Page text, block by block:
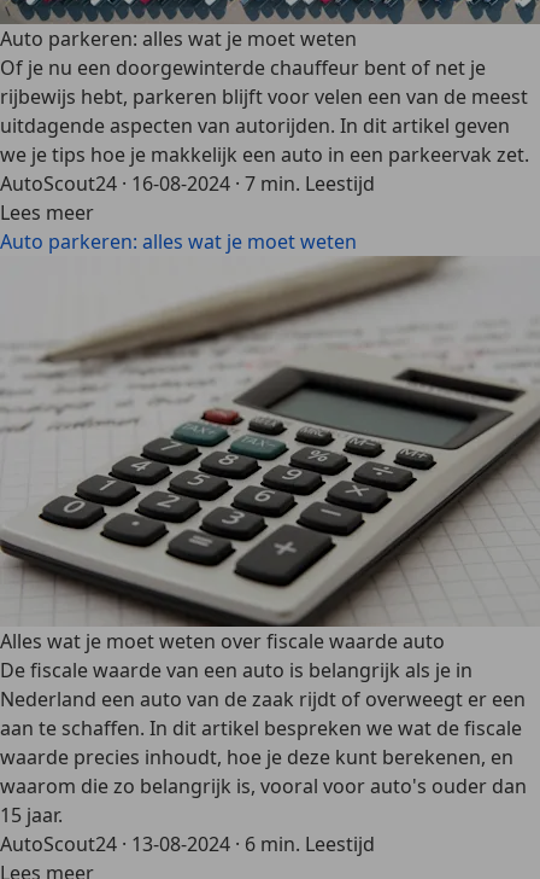
Auto parkeren: alles wat je moet weten
Of je nu een doorgewinterde chauffeur bent of net je
rijbewijs hebt, parkeren blijft voor velen een van de meest
uitdagende aspecten van autorijden. In dit artikel geven
we je tips hoe je makkelijk een auto in een parkeervak zet.
AutoScout24 · 16-08-2024 · 7 min. Leestijd
Lees meer
Auto parkeren: alles wat je moet weten
Alles wat je moet weten over fiscale waarde auto
De fiscale waarde van een auto is belangrijk als je in
Nederland een auto van de zaak rijdt of overweegt er een
aan te schaffen. In dit artikel bespreken we wat de fiscale
waarde precies inhoudt, hoe je deze kunt berekenen, en
waarom die zo belangrijk is, vooral voor auto's ouder dan
15 jaar.
AutoScout24 · 13-08-2024 · 6 min. Leestijd
Lees meer